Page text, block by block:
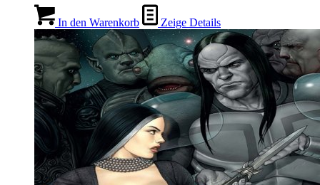
In den Warenkorb Zeige Details